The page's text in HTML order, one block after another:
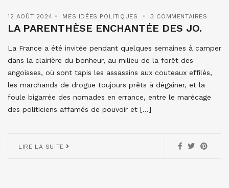
12 AOÛT 2024 MES IDÉES POLITIQUES 3 COMMENTAIRES
LA PARENTHÈSE ENCHANTÉE DES JO.
La France a été invitée pendant quelques semaines à camper
dans la clairière du bonheur, au milieu de la forêt des
angoisses, où sont tapis les assassins aux couteaux effilés,
les marchands de drogue toujours prêts à dégainer, et la
foule bigarrée des nomades en errance, entre le marécage
des politiciens affamés de pouvoir et […]
LIRE LA SUITE